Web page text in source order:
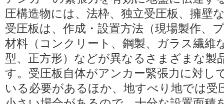
圧構造物には、法枠、独立受圧板、擁壁
受圧板は、作成・設置方法（現場製作、
材料（コンクリート、鋼製、ガラス繊維
型、正方形）などが異なるさまざまな製
す。受圧板自体がアンカー緊張力に対し
いる必要があるほか、地すべり地では受